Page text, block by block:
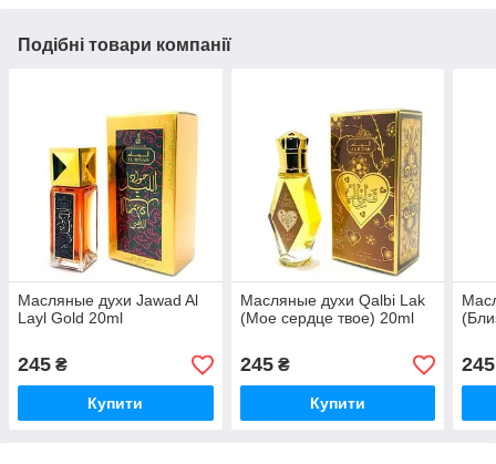
Подібні товари компанії
Масляные духи Jawad Al
Layl Gold 20ml
245 ₴
Купити
Масляные духи Qalbi Lak
(Мое сердце твое) 20ml
245₴
Купити
245